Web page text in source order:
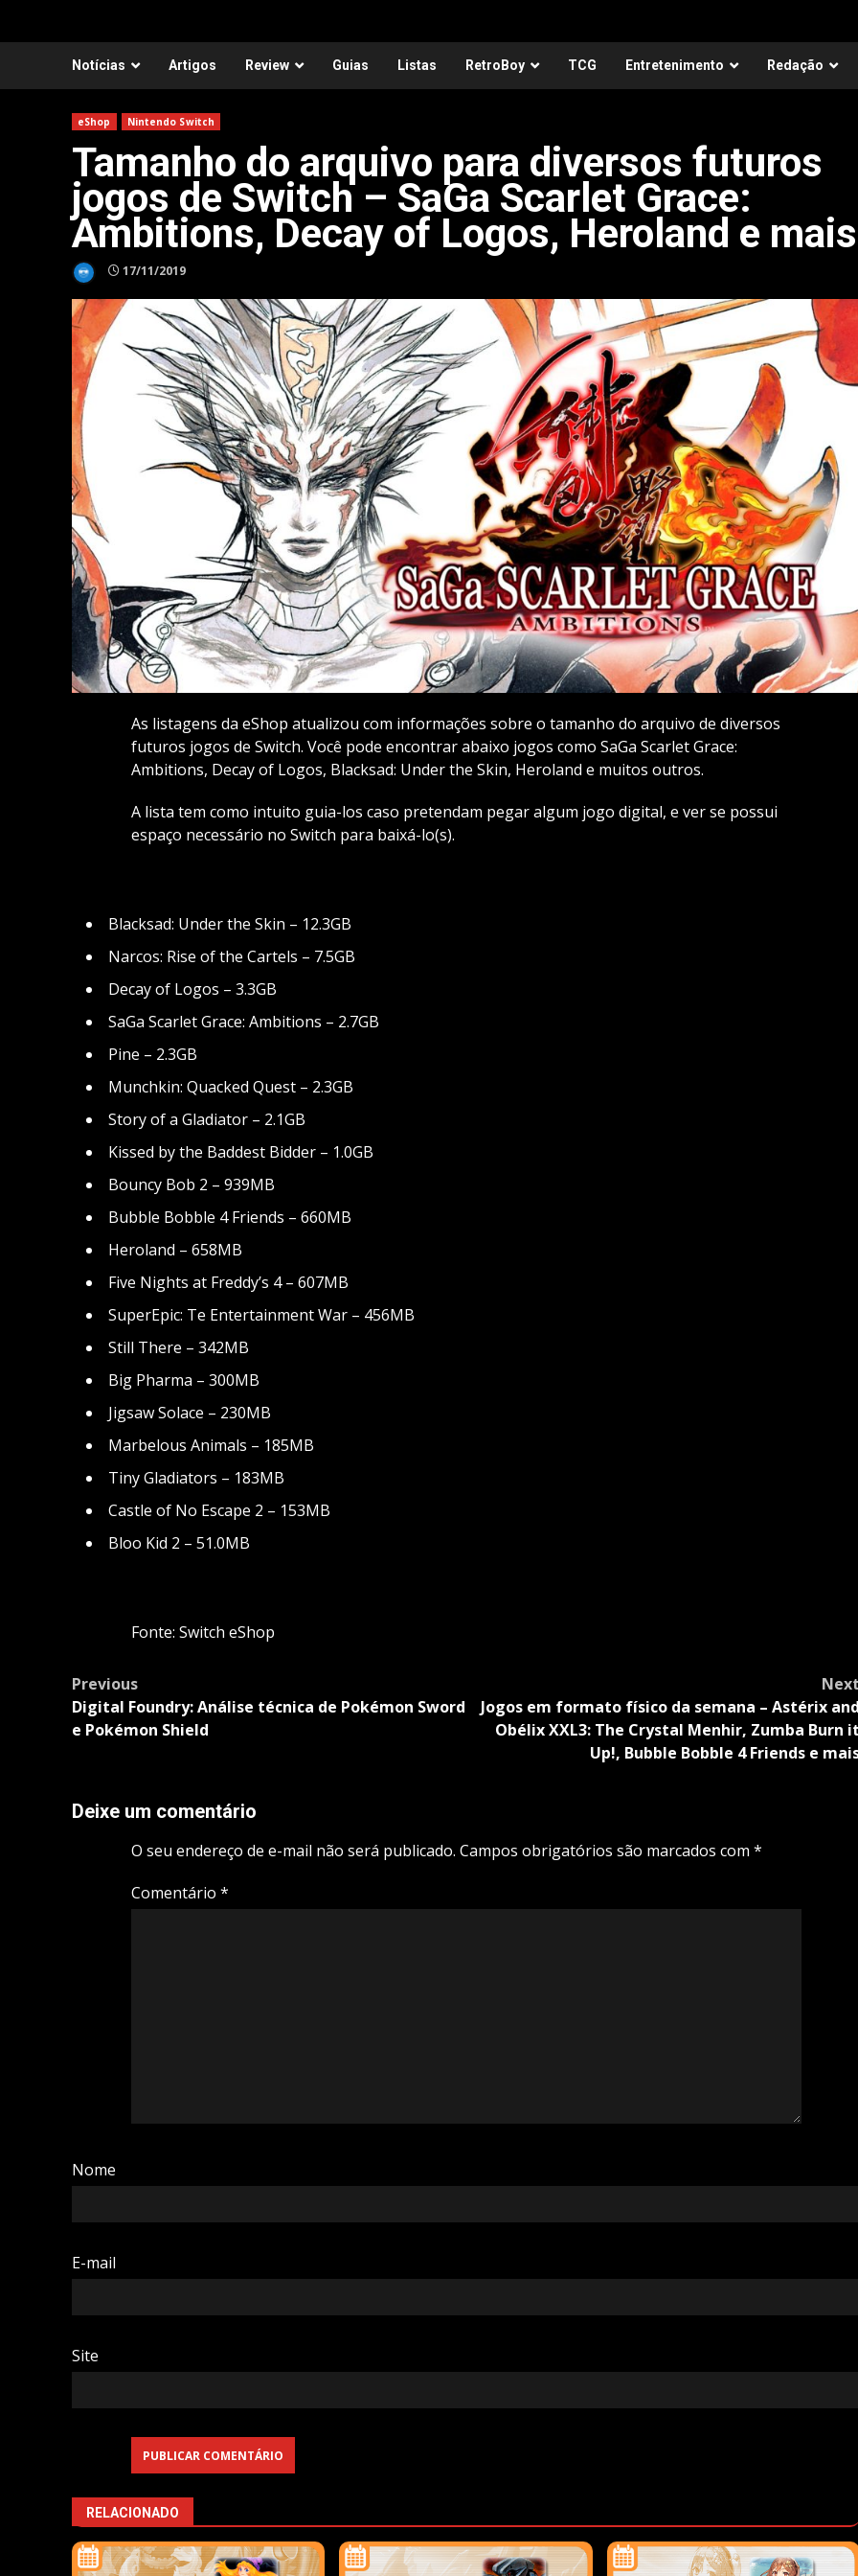
Notícias Artigos Review Guias Listas RetroBoy TCG Entretenimento Redação
eShop Nintendo Switch
Tamanho do arquivo para diversos futuros
jogos de Switch – SaGa Scarlet Grace:
Ambitions, Decay of Logos, Heroland e mais
17/11/2019
As listagens da eShop atualizou com informações sobre o tamanho do arquivo de diversos
futuros jogos de Switch. Você pode encontrar abaixo jogos como SaGa Scarlet Grace:
Ambitions, Decay of Logos, Blacksad: Under the Skin, Heroland e muitos outros.
A lista tem como intuito guia-los caso pretendam pegar algum jogo digital, e ver se possui
espaço necessário no Switch para baixá-lo(s).
Blacksad: Under the Skin – 12.3GB
Narcos: Rise of the Cartels – 7.5GB
Decay of Logos – 3.3GB
SaGa Scarlet Grace: Ambitions – 2.7GB
Pine – 2.3GB
Munchkin: Quacked Quest – 2.3GB
Story of a Gladiator – 2.1GB
Kissed by the Baddest Bidder – 1.0GB
Bouncy Bob 2 – 939MB
Bubble Bobble 4 Friends – 660MB
Heroland – 658MB
Five Nights at Freddy’s 4 – 607MB
SuperEpic: Te Entertainment War – 456MB
Still There – 342MB
Big Pharma – 300MB
Jigsaw Solace – 230MB
Marbelous Animals – 185MB
Tiny Gladiators – 183MB
Castle of No Escape 2 – 153MB
Bloo Kid 2 – 51.0MB
Fonte: Switch eShop
Post
navigation
Previous
Digital Foundry: Análise técnica de Pokémon Sword
e Pokémon Shield
Jogos em formato físico da semana – Astérix
Obélix XXL3: The Crystal Menhir, Zumba Burn
Up!, Bubble Bobble 4 Friends e
Deixe um comentário
O seu endereço de e-mail não será publicado. Campos obrigatórios são marcados com *
Comentário *
Nome
E-mail
Site
RELACIONADO